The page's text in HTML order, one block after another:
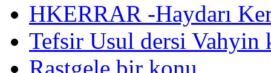
HKERRAR -Haydarı
Tefsir Usul dersi Vahyin